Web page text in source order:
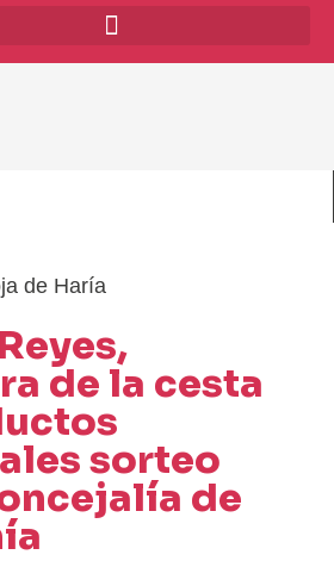
de Haría
de la cesta
sorteo
de